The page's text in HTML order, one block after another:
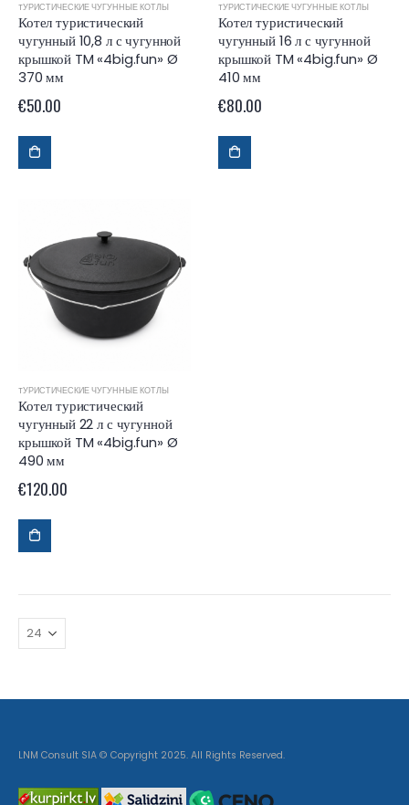
TУРИСТИЧЕСКИЕ ЧУГУННЫЕ КОТЛЫ
Котел туристический
чугунный 10,8 л с чугунной
крышкой TM «4big.fun» Ø
370 мм
€50.00
TУРИСТИЧЕСКИЕ ЧУГУННЫЕ КОТЛЫ
Котел туристический
чугунный 16 л с чугунной
крышкой TM «4big.fun» Ø
410 мм
€80.00
TУРИСТИЧЕСКИЕ ЧУГУННЫЕ КОТЛЫ
Котел туристический
чугунный 22 л с чугунной
крышкой TM «4big.fun» Ø
490 мм
€120.00
LNM Consult SIA © Copyright 2025. All Rights Reserved.